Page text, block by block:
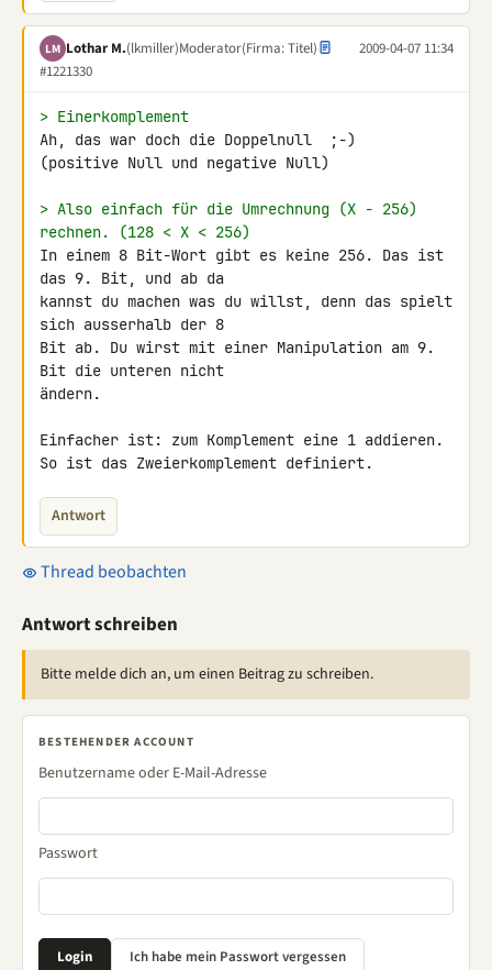
LM Lothar M.(lkmiller)Moderator(Firma: Titel)
2009-04-07 11:34
#1221330
> Einerkomplement
Ah, das war doch die Doppelnull  ;-)
(positive Null und negative Null)
> Also einfach für die Umrechnung (X - 256)
rechnen. (128 < X < 256)
In einem 8 Bit-Wort gibt es keine 256. Das ist
das 9. Bit, und ab da
kannst du machen was du willst, denn das spielt
sich ausserhalb der 8
Bit ab. Du wirst mit einer Manipulation am 9.
Bit die unteren nicht
ändern.
Einfacher ist: zum Komplement eine 1 addieren.
So ist das Zweierkomplement definiert.
Antwort
Thread beobachten
Antwort schreiben
Bitte melde dich an, um einen Beitrag zu schreiben.
BESTEHENDER ACCOUNT
Benutzername oder E-Mail-Adresse
Passwort